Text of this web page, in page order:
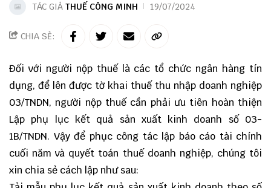
TÁC GIẢ THUẾ CÔNG MINH 19/07/2024
CHIA SẺ:
Đối với người nộp thuế là các tổ chức ngân hàng tín
dụng, để lên được tờ khai thuế thu nhập doanh nghiệp
03/TNDN, người nộp thuế cần phải ưu tiên hoàn thiện
Lập phụ lục kết quả sản xuất kinh doanh số 03-
1B/TNDN. Vậy để phục công tác lập báo cáo tài chính
cuối năm và quyết toán thuế doanh nghiệp, chúng tôi
xin chia sẻ cách lập như sau: